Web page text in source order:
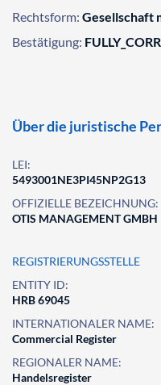
Rechtsform: Gesellschaft
Bestätigung:
Über die juristische
LEI:
5493001NE3PI45NP2G13
OFFIZIELLE BEZEICHNUNG:
OTIS MANAGEMENT GMBH
REGISTRIERUNGSSTELLE
ENTITY ID:
HRB 69045
INTERNATIONALER NAME:
Commercial Register
REGIONALER NAME:
Handelsregister